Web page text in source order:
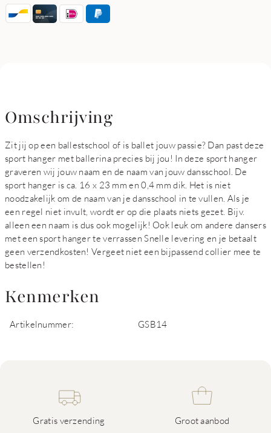
Omschrijving
Zit jij op een ballestschool of is ballet jouw passie? Dan past deze
sport hanger met ballerina precies bij jou! In deze sport hanger
graveren wij jouw naam en de naam van jouw dansschool. De
sport hanger is ca. 16 x 23 mm en 0,4 mm dik. Het is niet
noodzakelijk om de naam van je dansschool in te vullen. Als je
een regel niet invult, wordt er op die plaats niets gezet. Bijv.
alleen een naam is dus ook mogelijk! Ook leuk om andere dansers
met een sport hanger te verrassen Snelle levering en je betaalt
geen verzendkosten! Vergeet niet een bijpassend collier mee te
bestellen!
Kenmerken
Artikelnummer: GSB14
Gratis verzending Groot aanbod